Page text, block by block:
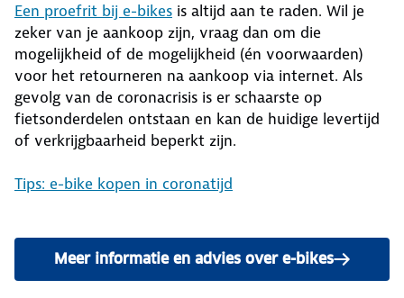
Een proefrit bij e-bikes is altijd aan te raden. Wil je
zeker van je aankoop zijn, vraag dan om die
mogelijkheid of de mogelijkheid (én voorwaarden)
voor het retourneren na aankoop via internet. Als
gevolg van de coronacrisis is er schaarste op
fietsonderdelen ontstaan en kan de huidige levertijd
of verkrijgbaarheid beperkt zijn.
Tips: e-bike kopen in coronatijd
Meer informatie en advies over e-bikes